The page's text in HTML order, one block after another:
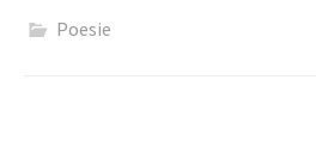
Poesie